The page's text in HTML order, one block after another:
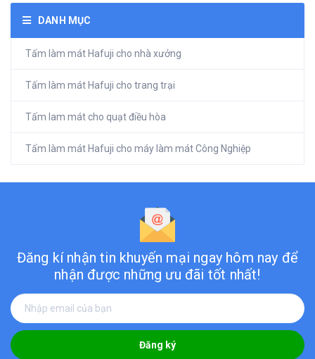
DANH MỤC
Tấm làm mát Hafuji cho nhà xưởng
Tấm làm mát Hafuji cho trang trại
Tấm lam mát cho quạt điều hòa
Tấm làm mát Hafuji cho máy làm mát Công Nghiệp
Đăng kí nhận tin khuyến mại ngay hôm nay để
nhận được những ưu đãi tốt nhất!
Đăng ký